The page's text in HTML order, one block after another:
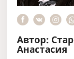
Автор:
Анастасия